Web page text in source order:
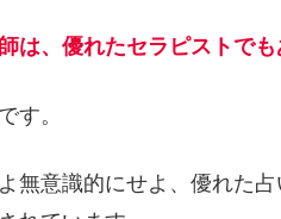
は、優れたセラピストでも
す。
無意識的にせよ、優れた